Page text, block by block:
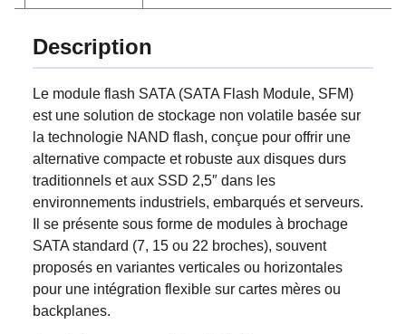
Description
Le module flash SATA (SATA Flash Module, SFM)
est une solution de stockage non volatile basée sur
la technologie NAND flash, conçue pour offrir une
alternative compacte et robuste aux disques durs
traditionnels et aux SSD 2,5″ dans les
environnements industriels, embarqués et serveurs.
Il se présente sous forme de modules à brochage
SATA standard (7, 15 ou 22 broches), souvent
proposés en variantes verticales ou horizontales
pour une intégration flexible sur cartes mères ou
backplanes.